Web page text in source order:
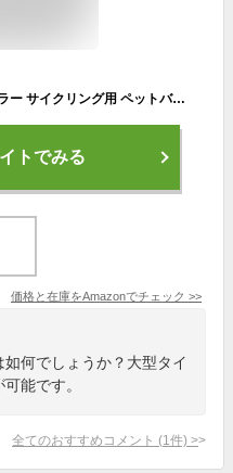
Jiza ペットトレーラー 自転車トレーラー サイクリング用 ペットバイクカート 犬 お出かけ 耐荷重40kg 大空間 大型犬 中小型犬 キャンプ ハイキング 老犬 介護カート 137X73X90CM
トでみる
価格と在庫をAmazonでチェック >>
何でしょうか？大型タイ
能です。
全てのおすすめコメント (1 件) >